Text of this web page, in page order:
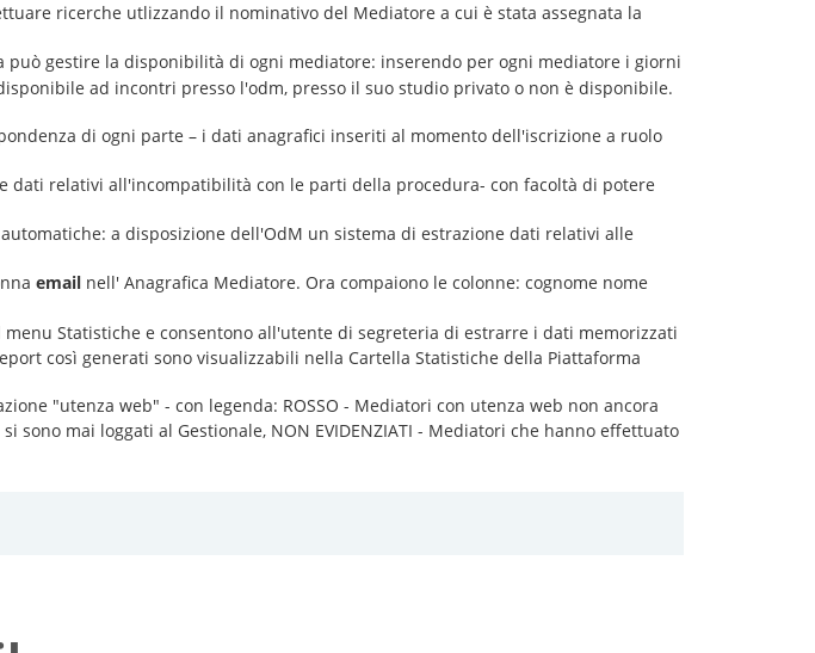
ricerche utlizzando il nominativo del Mediatore a cui è stata assegnata la
può gestire la disponibilità di ogni mediatore: inserendo per ogni mediatore i giorni
ad incontri presso l'odm, presso il suo studio privato o non è disponibile.
di ogni parte – i dati anagrafici inseriti al momento dell'iscrizione a ruolo
dati relativi all'incompatibilità con le parti della procedura- con facoltà di potere
a disposizione dell'OdM un sistema di estrazione dati relativi alle
email nell' Anagrafica Mediatore. Ora compaiono le colonne: cognome nome
Statistiche e consentono all'utente di segreteria di estrarre i dati memorizzati
così generati sono visualizzabili nella Cartella Statistiche della Piattaforma
"utenza web" - con legenda: ROSSO - Mediatori con utenza web non ancora
mai loggati al Gestionale, NON EVIDENZIATI - Mediatori che hanno effettuato